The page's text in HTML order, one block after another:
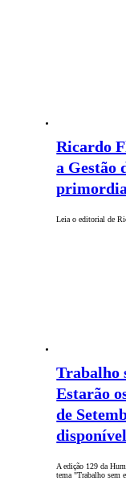
Ricardo
a Gestão
Leia o editorial de
Trabalho
Estarão
de
disponível
A edição 129 da
tema "Trabalho sem